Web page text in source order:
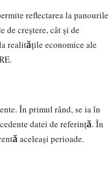
reflectarea la panourile
creștere, cât și de
realitățile economice ale
În primul rând, se ia în
datei de referință. În
aceleași perioade.